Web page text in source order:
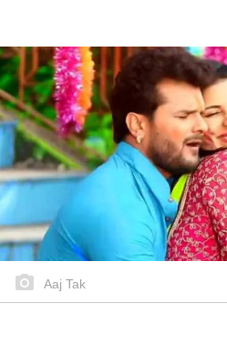
Aaj Tak